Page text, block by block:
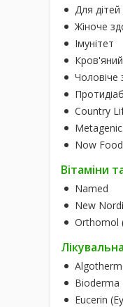
Для дітей
Жіноче
Імунітет
Чоловіче
Country
Now
Вітаміни
Named
New
Orthomol
Bioderma
Eucerin